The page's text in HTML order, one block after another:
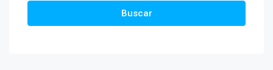
Buscar